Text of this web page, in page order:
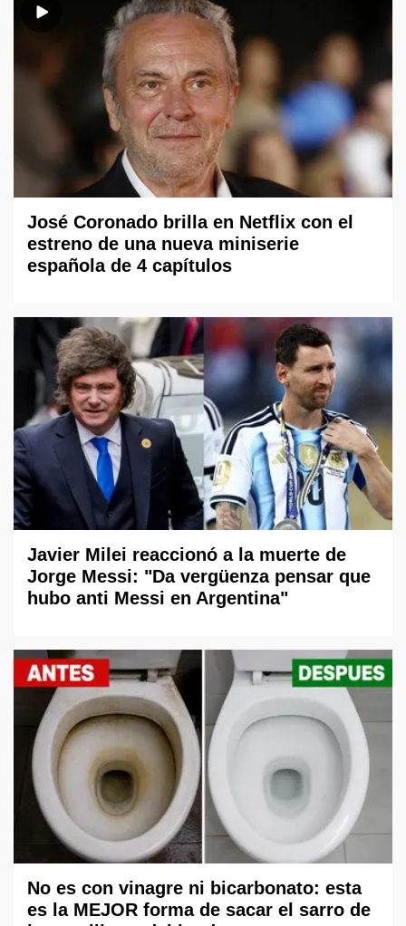
José Coronado brilla en Netflix con el
estreno de una nueva miniserie
española de 4 capítulos
Javier Milei reaccionó a la muerte de
Jorge Messi: "Da vergüenza pensar que
hubo anti Messi en Argentina"
No es con vinagre ni bicarbonato: esta
es la MEJOR forma de sacar el sarro de